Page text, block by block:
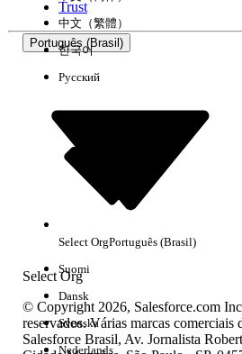
Sem
Trust
Português (Brasil)
Select Org
中文（繁體）
한국어
Русский
Select OrgPortuguês (Brasil)
Suomi
Dansk
Svenska
Nederlands
© Copyright 2026, Salesforce.com
reservados. Várias marcas comerciais
Salesforce Brasil, Av. Jornalista